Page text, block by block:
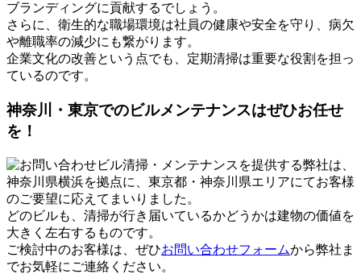
ブランディングに貢献するでしょう。
さらに、衛生的な職場環境は社員の健康や安全を守り、病欠
や離職率の減少にも繋がります。
企業文化の改善という点でも、定期清掃は重要な役割を担っ
ているのです。
神奈川・東京でのビルメンテナンスはぜひお任せ
を！
ビル清掃・メンテナンスを提供する弊社は、
神奈川県横浜を拠点に、東京都・神奈川県エリアにてお客様
のご要望に応えてまいりました。
どのビルも、清掃が行き届いているかどうかは建物の価値を
大きく左右するものです。
ご検討中のお客様は、ぜひお問い合わせフォームから弊社ま
でお気軽にご連絡ください。